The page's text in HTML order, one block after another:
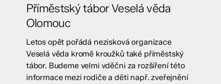
věda
Olomouc
Příměstský tábor Veselá věda
Olomouc
Letos opět pořádá nezisková organizace
Veselá věda kromě kroužků také příměstský
tábor. Budeme velmi vděčni za rozšíření této
informace mezi rodiče a děti např. zveřejnění